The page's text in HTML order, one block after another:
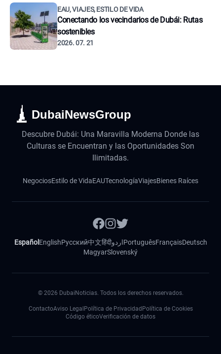
EAU, VIAJES, ESTILO DE VIDA
Conectando los vecindarios de Dubái: Rutas
sostenibles
2026. 07. 21
DubaiNewsGroup
Descubre Dubái: Una Maravilla Moderna Donde las
Culturas se Encuentran y las Oportunidades Son
Ilimitadas.
NegociosEstilo de VidaEAUTecnologíaViajesBienes Raíces
Español EnglishРусский中文हिंदीاردوPortuguêsFrançaisDeutsch
MagyarSlovenský
© 2026 DubaiNoticias. Todos los derechos reservados.
ContactoAviso Legal Política de Privacidad Política de Cookies
Código éticoVerificación de datos